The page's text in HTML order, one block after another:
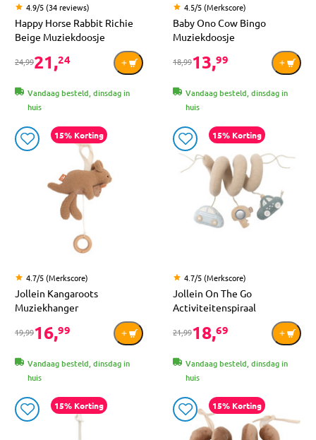
4.9/5 (34 reviews)
Happy Horse Rabbit Richie
Beige Muziekdoosje
24,9921,24
Vandaag besteld, dinsdag in
huis
4.5/5 (Merkscore)
Baby Ono Cow Bingo
Muziekdoosje
18,9913,99
Vandaag besteld, dinsdag in
huis
15% Korting
4.7/5 (Merkscore)
Jollein Kangaroots
Muziekhanger
19,9916,99
Vandaag besteld, dinsdag in
huis
15% Korting
4.7/5 (Merkscore)
Jollein On The Go
Activiteitenspiraal
21,9918,69
Vandaag besteld, dinsdag in
huis
15% Korting 15% Korting